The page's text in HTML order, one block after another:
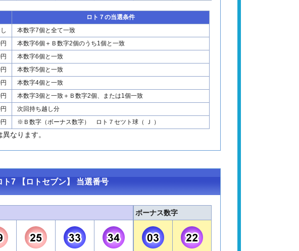
ロト７の当選条件
本数字7個と全て一致
本数字6個＋Ｂ数字2個のうち1個と一致
本数字6個と一致
本数字5個と一致
本数字4個と一致
本数字3個と一致＋Ｂ数字2個、または1個一致
次回持ち越し分
※Ｂ数字（ボーナス数字） ロト７セツト球（ Ｊ ）
なります。
7 【ロトセブン】 当選番号
ボーナス数字